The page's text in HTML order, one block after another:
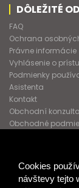
Cookies
návštevy tejto
DÔLEŽITÉ
FAQ
Ochrana
Právne informácie
Vyhlásenie o
Podmienky
Asistenta
Kontakt
Obchodní
Obchodné